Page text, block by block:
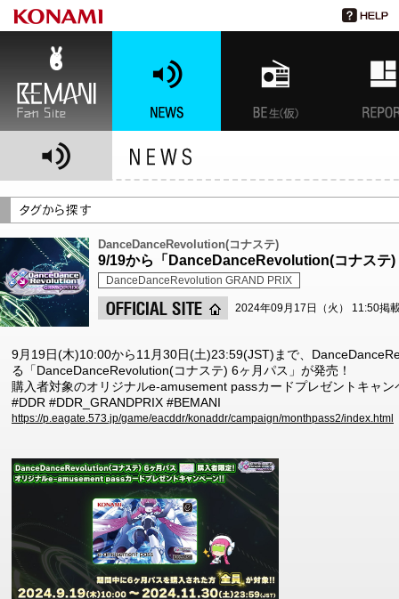
DanceDanceRevolution(コナステ)
9/19から「DanceDanceRevolution(コナステ)
DanceDanceRevolution GRAND PRIX
2024年09月17日（火） 11:50掲
9月19日(木)10:00から11月30日(土)23:59(JST)まで、
る「DanceDanceRevolution(コナステ) 6ヶ月パス」が発売！
購入者対象のオリジナルe-amusement passカードプレゼントキャン
#DDR #DDR_GRANDPRIX #BEMANI
https://p.eagate.573.jp/game/eacddr/konaddr/campaign/monthpass2/index.html